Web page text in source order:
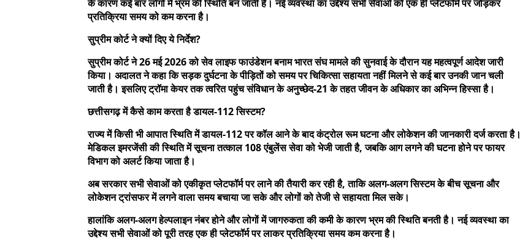
के कारण कई बार लोगों में भ्रम की स्थिति बन जाती है। नई व्यवस्था का उद्देश्य सभी सेवाओं को एक ही प्लेटफॉर्म पर जोड़कर
प्रतिक्रिया समय को कम करना है।
सुप्रीम कोर्ट ने क्यों दिए ये निर्देश?
सुप्रीम कोर्ट ने 26 मई 2026 को सेव लाइफ फाउंडेशन बनाम भारत संघ मामले की सुनवाई के दौरान यह महत्वपूर्ण आदेश जारी
किया। अदालत ने कहा कि सड़क दुर्घटना के पीड़ितों को समय पर चिकित्सा सहायता नहीं मिलने से कई बार उनकी जान चली
जाती है। इसलिए ट्रॉमा केयर तक त्वरित पहुंच संविधान के अनुच्छेद-21 के तहत जीवन के अधिकार का अभिन्न हिस्सा है।
छत्तीसगढ़ में कैसे काम करता है डायल-112 सिस्टम?
राज्य में किसी भी आपात स्थिति में डायल-112 पर कॉल आने के बाद कंट्रोल रूम घटना और लोकेशन की जानकारी दर्ज करता है।
मेडिकल इमरजेंसी की स्थिति में सूचना तत्काल 108 एंबुलेंस सेवा को भेजी जाती है, जबकि आग लगने की घटना होने पर फायर
विभाग को अलर्ट किया जाता है।
अब सरकार सभी सेवाओं को एकीकृत प्लेटफॉर्म पर लाने की तैयारी कर रही है, ताकि अलग-अलग सिस्टम के बीच सूचना और
लोकेशन ट्रांसफर में लगने वाला समय बचाया जा सके और लोगों को तेजी से सहायता मिल सके।
हालांकि अलग-अलग हेल्पलाइन नंबर होने और लोगों में जागरुकता की कमी के कारण भ्रम की स्थिति बनती है। नई व्यवस्था का
उद्देश्य सभी सेवाओं को पूरी तरह एक ही प्लेटफॉर्म पर लाकर प्रतिक्रिया समय कम करना है।